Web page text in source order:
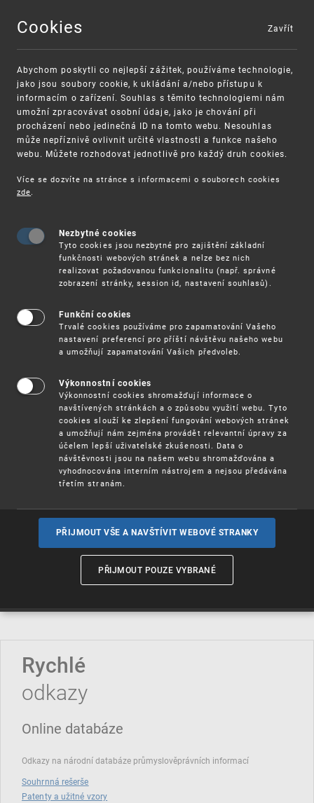
MENU
VAROVÁNÍ
Finanční podpora
Vynálezy / Patenty
Užitnévzory
Ochrannéznámky
Označení původua zeměpisná
Rychlé
odkazy
Online databáze
Odkazy na národní databáze průmyslověprávních informací
Souhrnná rešerše
Patenty a užitné vzory
Cookies
Abychom poskytli co nejlepší zážitek, používáme technologie,
jako jsou soubory cookie, k ukládání a/nebo přístupu k
informacím o zařízení. Souhlas s těmito technologiemi nám
umožní zpracovávat osobní údaje, jako je chování při
procházení nebo jedinečná ID na tomto webu. Nesouhlas
může nepříznivě ovlivnit určité vlastnosti a funkce našeho
webu. Můžete rozhodovat jednotlivě pro každý druh cookies.
Více se dozvíte na stránce s informacemi o souborech cookies
zde.
Nezbytné cookies
Tyto cookies jsou nezbytné pro zajištění základní
funkčnosti webových stránek a nelze bez nich
realizovat požadovanou funkcionalitu (např. správné
zobrazení stránky, session id, nastavení souhlasů).
Funkční cookies
Trvalé cookies používáme pro zapamatování Vašeho
nastavení preferencí pro příští návštěvu našeho webu
a umožňují zapamatování Vašich předvoleb.
Výkonnostní cookies
Výkonnostní cookies shromažďují informace o
navštívených stránkách a o způsobu využití webu. Tyto
cookies slouží ke zlepšení fungování webových stránek
a umožňují nám zejména provádět relevantní úpravy za
účelem lepší uživatelské zkušenosti. Data o
návštěvnosti jsou na našem webu shromažďována a
vyhodnocována interním nástrojem a nejsou předávána
třetím stranám.
PŘIJMOUT VŠE A NAVŠTÍVIT WEBOVÉ STRANKY
PŘIJMOUT POUZE VYBRANÉ
Zavřít